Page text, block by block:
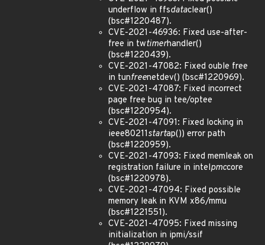
underflow in ffsdataclear()
(bsc#1220487).
CVE-2021-46936: Fixed use-after-
free in twtimerhandler()
(bsc#1220439).
CVE-2021-47082: Fixed ouble free
in tunfreenetdev() (bsc#1220969).
CVE-2021-47087: Fixed incorrect
page free bug in tee/optee
(bsc#1220954).
CVE-2021-47091: Fixed locking in
ieee80211startap()) error path
(bsc#1220959).
CVE-2021-47093: Fixed memleak on
registration failure in intelpmccore
(bsc#1220978).
CVE-2021-47094: Fixed possible
memory leak in KVM x86/mmu
(bsc#1221551).
CVE-2021-47095: Fixed missing
initialization in ipmi/ssif